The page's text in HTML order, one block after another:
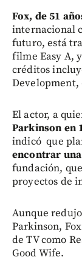
Fox, de 51
internacional
futuro, está
filme Easy A,
créditos
El actor, a
Parkinson en
indicó que
encontrar
fundación,
proyectos de
Aunque
Parkinson,
de TV como
Good Wife.